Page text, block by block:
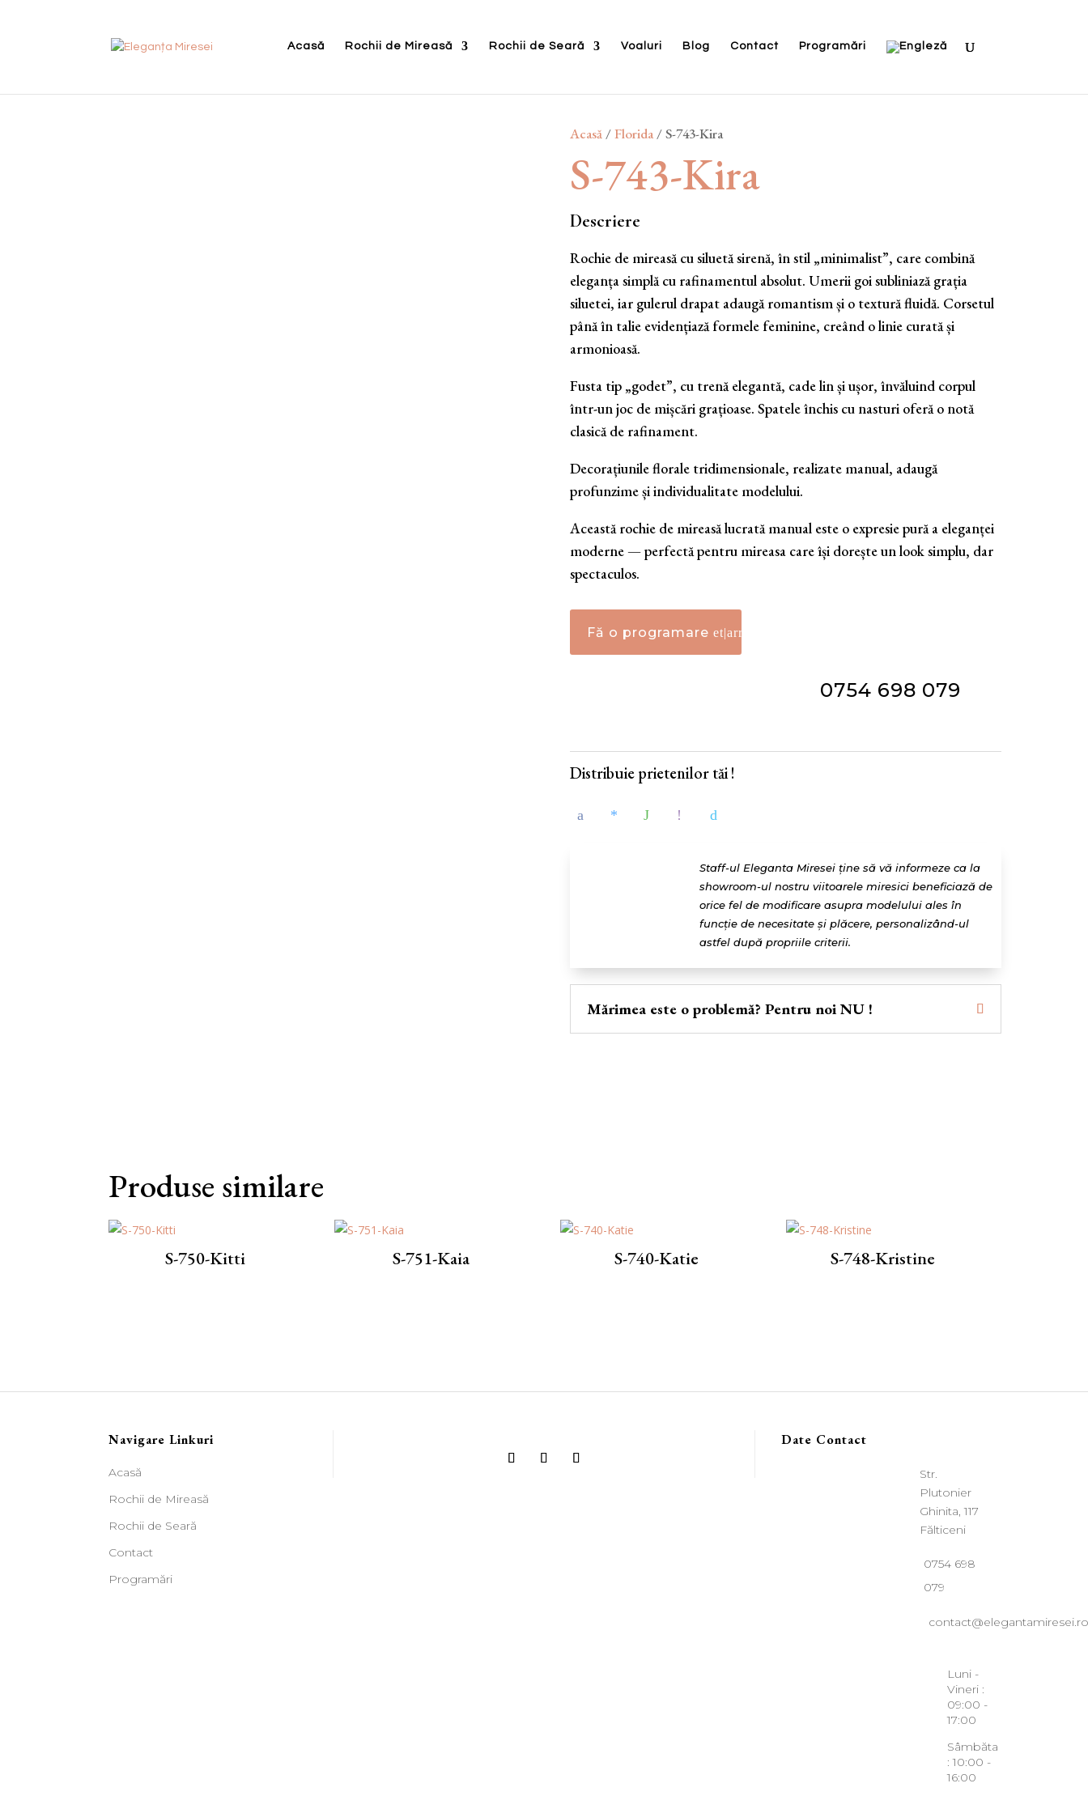
Acasă Rochii de Mireasă Rochii de Seară Voaluri Blog Contact Programări
Acasă /Florida / S-743-Kira
S-743-Kira
Descriere
Rochie de mireasă cu siluetă sirenă, în stil „minimalist”, care combină
eleganța simplă cu rafinamentul absolut. Umerii goi subliniază grația
siluetei, iar gulerul drapat adaugă romantism și o textură fluidă. Corsetul
până în talie evidențiază formele feminine, creând o linie curată și
armonioasă.
Fusta tip „godet”, cu trenă elegantă, cade lin și ușor, învăluind corpul
într-un joc de mișcări grațioase. Spatele închis cu nasturi oferă o notă
clasică de rafinament.
Decorațiunile florale tridimensionale, realizate manual, adaugă
profunzime și individualitate modelului.
Această rochie de mireasă lucrată manual este o expresie pură a eleganței
moderne — perfectă pentru mireasa care își dorește un look simplu, dar
spectaculos.
Fă o programare
0754 698 079
Distribuie prietenilor tăi !
Staff-ul Eleganta Miresei ține să vă informeze ca la
showroom-ul nostru viitoarele miresici beneficiază de
orice fel de modificare asupra modelului ales în
funcție de necesitate și plăcere, personalizând-ul
astfel după propriile criterii.
Mărimea este o problemă? Pentru noi NU !
Produse similare
S-750-Kitti S-751-Kaia S-740-Katie S-748-Kristine
Navigare Linkuri
Acasă
Rochii de Mireasă
Rochii de Seară
Contact
Programări
Date Contact
Str.
Plutonier
Ghinita, 117
Fălticeni
0754 698
079
contact@elegantamiresei.ro
Luni -
Vineri :
09:00 -
17:00
Sâmbăta
: 10:00 -
16:00